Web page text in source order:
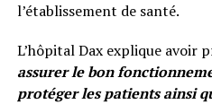
l’établissement de santé.
L’hôpital Dax explique avoir
assurer le bon
protéger les patients ainsi